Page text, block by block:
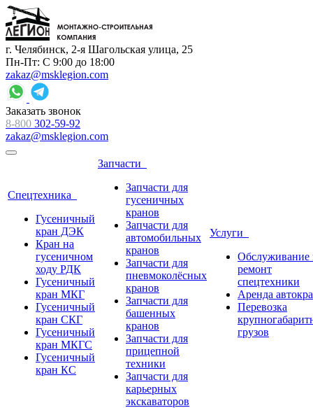
г. Челябинск, 2-я Шагольская улица, 25
Пн-Пт: С 9:00 до 18:00
zakaz@msklegion.com
Заказать звонок
8-800 302-59-92
zakaz@msklegion.com
Спецтехника
Гусеничный
кран ДЭК
Кран на
гусеничном
ходу РДК
Гусеничный
кран МКГ
Гусеничный
кран СКГ
Гусеничный
кран МКГС
Гусеничный
кран КС
Запчасти
Запчасти для
гусеничных
кранов
Запчасти для
автомобильных
кранов
Запчасти для
пневмоколёсных
кранов
Запчасти для
башенных
кранов
Запчасти для
прицепной
техники
Запчасти для
карьерных
экскаваторов
Услуги
Обслуживание
ремонт
спецтехники
Аренда
Перевозка
грузов